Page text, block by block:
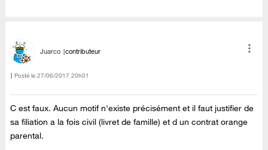
Juarco contributeur
Posté le ‎27/06/2017 20h01
C est faux. Aucun motif n'existe précisément et il faut justifier de
sa filiation a la fois civil (livret de famille) et d un contrat orange
parental.